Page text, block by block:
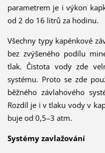
parametrem je i výkon
od 2 do 16 litrů za hodinu.
Všechny typy kapénkové
bez zvýšeného podílu
tlak. Čistota vody zde
systému. Proto se zde
běžného závlahového
Rozdíl je i v tlaku vody v
buje od 0,5–3 atm.
Systémy zavlažování